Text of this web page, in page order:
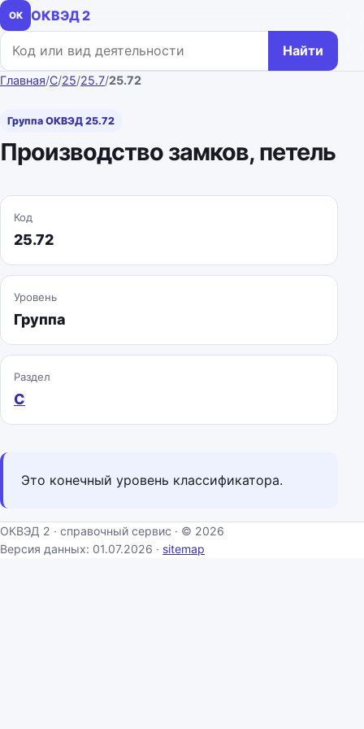
ОК
ОКВЭД 2
Поиск по коду или названию
Найти
Главная/C/25/25.7/25.72
Группа ОКВЭД 25.72
Производство замков, петель
Код
25.72
Уровень
Группа
Раздел
C
Это конечный уровень классификатора.
ОКВЭД 2 · справочный сервис · © 2026
Версия данных: 01.07.2026 · sitemap